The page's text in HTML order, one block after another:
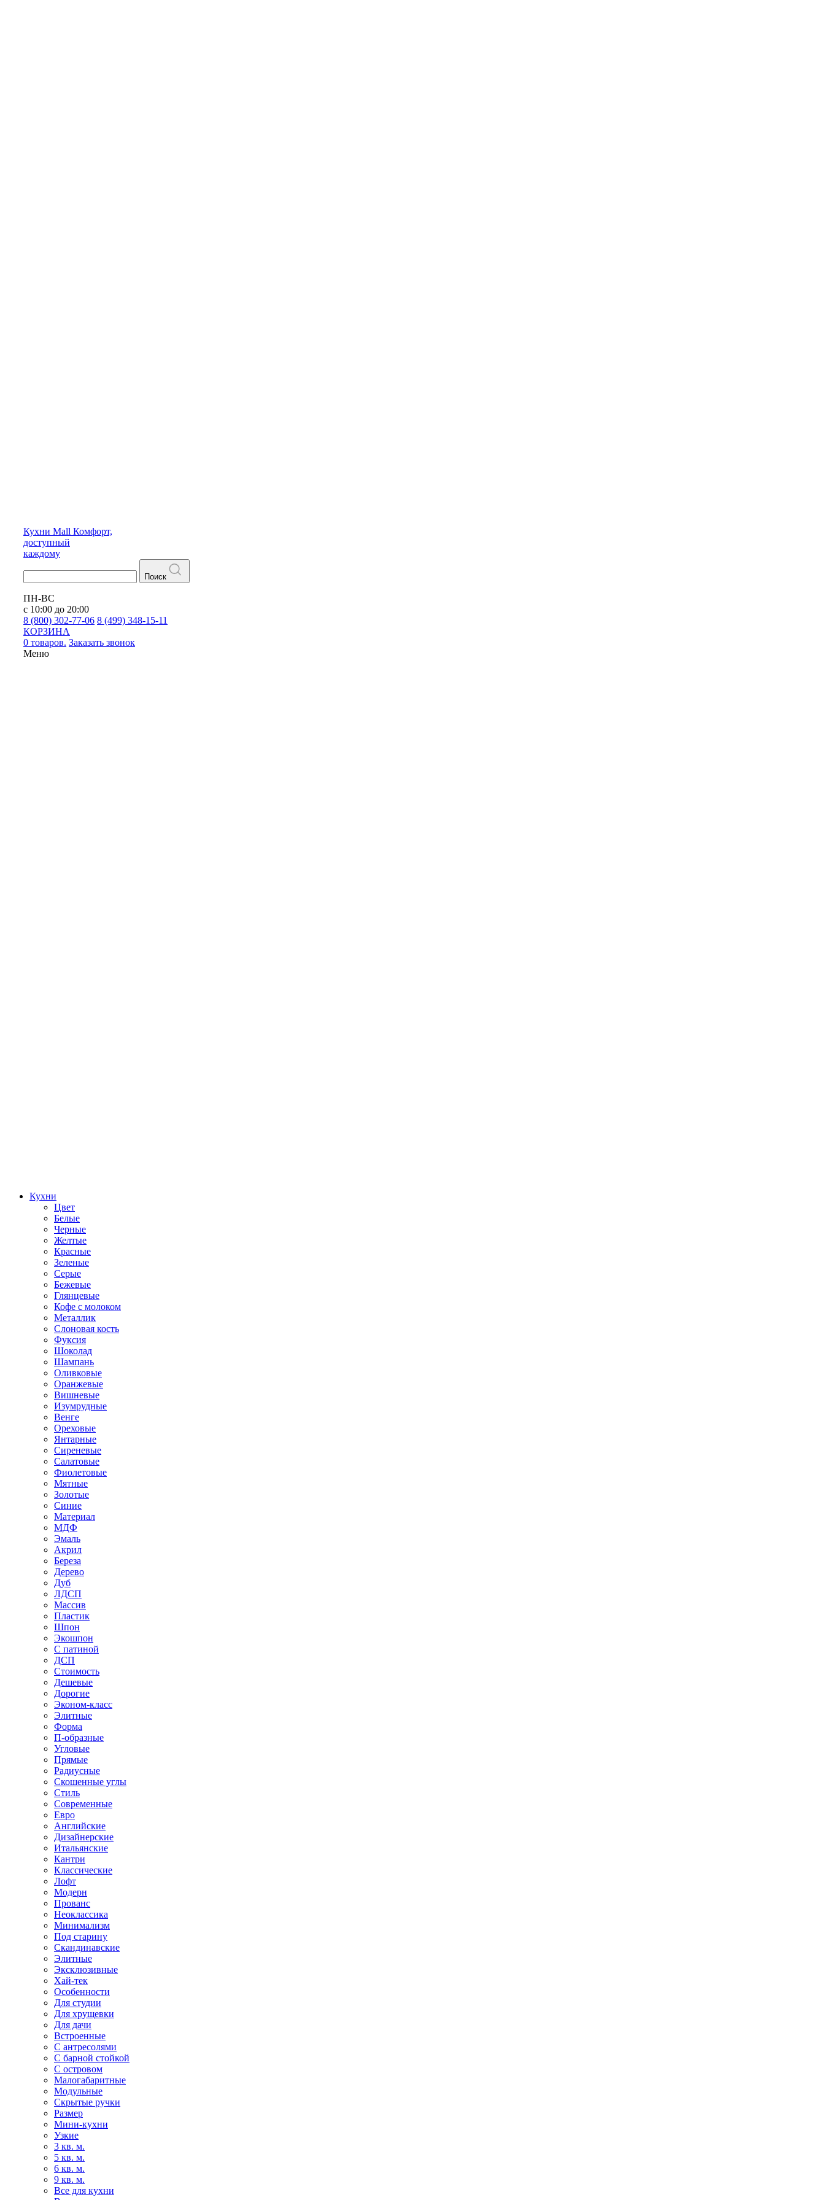
Кухни Mall Комфорт,
доступный
каждому
Поиск
ПН-ВС
с 10:00 до 20:00
8 (800) 302-77-06 8 (499) 348-15-11
КОРЗИНА
0 товаров. Заказать звонок
Меню
Кухни
Цвет
Белые
Черные
Желтые
Красные
Зеленые
Серые
Бежевые
Глянцевые
Кофе с молоком
Металлик
Слоновая кость
Фуксия
Шоколад
Шампань
Оливковые
Оранжевые
Вишневые
Изумрудные
Венге
Ореховые
Янтарные
Сиреневые
Салатовые
Фиолетовые
Мятные
Золотые
Синие
Материал
МДФ
Эмаль
Акрил
Береза
Дерево
Дуб
ЛДСП
Массив
Пластик
Шпон
Экошпон
С патиной
ДСП
Стоимость
Дешевые
Дорогие
Эконом-класс
Элитные
Форма
П-образные
Угловые
Прямые
Радиусные
Скошенные углы
Стиль
Современные
Евро
Английские
Дизайнерские
Итальянские
Кантри
Классические
Лофт
Модерн
Прованс
Неоклассика
Минимализм
Под старину
Скандинавские
Элитные
Эксклюзивные
Хай-тек
Особенности
Для студии
Для хрущевки
Для дачи
Встроенные
С антресолями
С барной стойкой
С островом
Малогабаритные
Модульные
Скрытые ручки
Размер
Мини-кухни
Узкие
3 кв. м.
5 кв. м.
6 кв. м.
9 кв. м.
Все для кухни